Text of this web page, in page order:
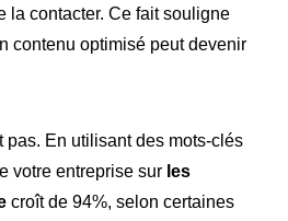
la contacter. Ce fait souligne
contenu optimisé peut devenir
pas. En utilisant des mots-clés
votre entreprise sur les
croît de 94%, selon certaines